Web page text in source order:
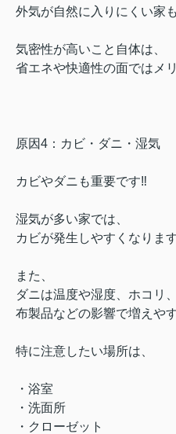
外気が自然に入りにくい家
気密性が高いこと自体は、
省エネや快適性の面ではメ
原因4：カビ・ダニ・湿気
カビやダニも重要です‼︎
湿気が多い家では、
カビが発生しやすくなります
また、
ダニは温度や湿度、ホコリ、
布製品などの影響で増えや
特に注意したい場所は、
・浴室
・洗面所
・クローゼット